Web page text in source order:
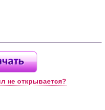
не открывается?